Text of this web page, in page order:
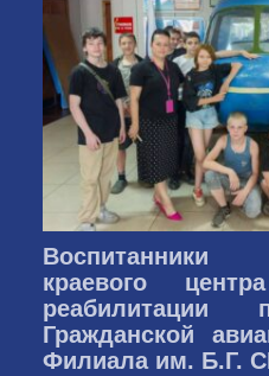
краевого
реабилитации
Гражданской
Филиала им. Б.Г.